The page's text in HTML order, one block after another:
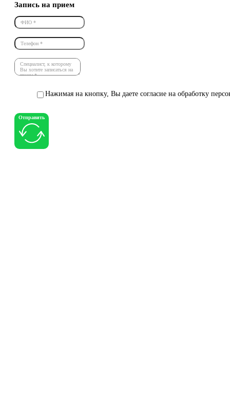
Запись на прием
Нажимая на кнопку, Вы даете согласие на обработку
Отправить